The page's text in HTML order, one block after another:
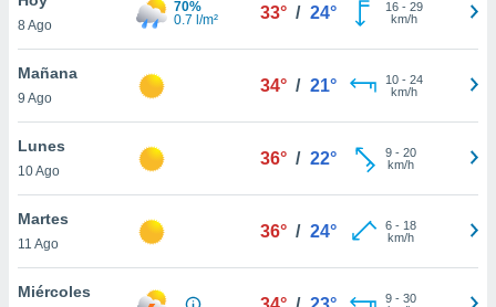
en
más
nuestra
de
8 Ago
70%
0.7 l/m²
33° / 24° 16- 29
km/h
Mañana
9 Ago
34° / 21° 10- 24
km/h
Lunes
10 Ago
36° / 22° 9- 20
km/h
Martes
11 Ago
36° / 24° 6- 18
km/h
Miércoles 9- 30